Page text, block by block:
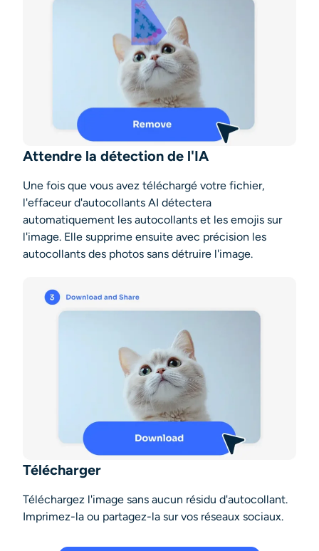
Attendre la détection de l'IA
Une fois que vous avez téléchargé votre fichier,
l'effaceur d'autocollants AI détectera
automatiquement les autocollants et les emojis sur
l'image. Elle supprime ensuite avec précision les
autocollants des photos sans détruire l'image.
Télécharger
Téléchargez l'image sans aucun résidu d'autocollant.
Imprimez-la ou partagez-la sur vos réseaux sociaux.